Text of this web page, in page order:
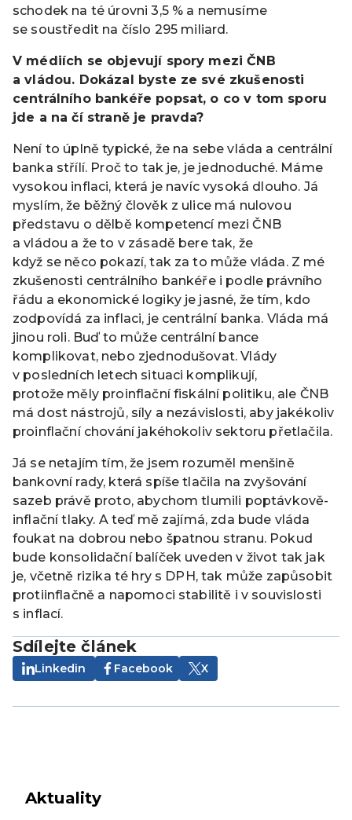
schodek na té úrovni 3,5 % a nemusíme
se soustředit na číslo 295 miliard.
V médiích se objevují spory mezi ČNB
a vládou. Dokázal byste ze své zkušenosti
centrálního bankéře popsat, o co v tom sporu
jde a na čí straně je pravda?
Není to úplně typické, že na sebe vláda a centrální
banka střílí. Proč to tak je, je jednoduché. Máme
vysokou inflaci, která je navíc vysoká dlouho. Já
myslím, že běžný člověk z ulice má nulovou
představu o dělbě kompetencí mezi ČNB
a vládou a že to v zásadě bere tak, že
když se něco pokazí, tak za to může vláda. Z mé
zkušenosti centrálního bankéře i podle právního
řádu a ekonomické logiky je jasné, že tím, kdo
zodpovídá za inflaci, je centrální banka. Vláda má
jinou roli. Buď to může centrální bance
komplikovat, nebo zjednodušovat. Vlády
v posledních letech situaci komplikují,
protože měly proinflační fiskální politiku, ale ČNB
má dost nástrojů, síly a nezávislosti, aby jakékoliv
proinflační chování jakéhokoliv sektoru přetlačila.
Já se netajím tím, že jsem rozuměl menšině
bankovní rady, která spíše tlačila na zvyšování
sazeb právě proto, abychom tlumili poptávkově-
inflační tlaky. A teď mě zajímá, zda bude vláda
foukat na dobrou nebo špatnou stranu. Pokud
bude konsolidační balíček uveden v život tak jak
je, včetně rizika té hry s DPH, tak může zapůsobit
protiinflačně a napomoci stabilitě i v souvislosti
s inflací.
Sdílejte článek
Linkedin Facebook X
Aktuality